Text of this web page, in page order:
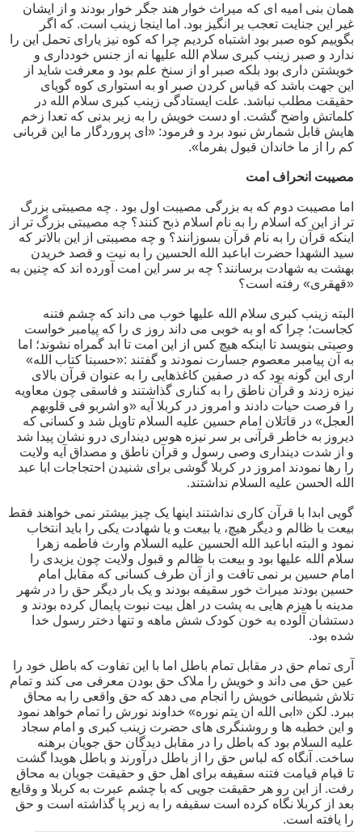
همان بنی امیه ای که میراث خوار هند جگر خوار بودند و از ایشان
غیر این جنایت تعجب بر انگیز بود. اما اینجا زینب است. که اگر
بگوییم کوه صبر بود اشتباه کردیم چرا که کوه نیز یارای تحمل این را
ندارد و صبر زینب کبری سلام الله علیها نه از جنس خودداری و
خویشتن داری بود بلکه صبر او از سنخ علم بود و معرفت شاید از
این جهت باشد که قیاس کردن صبر او به استواری کوه گویای
حقیقت مطلب نباشد. علت ایستادگی زینب کبری سلام الله در
کلماتش واضح گشت. او دست خویش را به زیر بدنی که تعدا زخم
هایش قابل شمارش نبود برد و فرمود: «ای پروردگار ما این قربانی
کم را از ما خاندان قبول بفرما».
مصیبت انحراف امت
اما مصیبت دوم که به بزرگی مصیبت اول بود . چه مصیبتی بزرگ
تر از این که اسلام را به نام اسلام ذبح کنند؟ چه مصیبتی بزرگ تر از
اینکه قرآن را به نام قرآن بسوزانند؟ و چه مصیبتی از این بالاتر که
سید الشهدا حضرت اباعبد الله الحسین را به نیت و قصد خریدن
بهشت به شهادت برسانند؟ چه بر سر این امت آورده اند که چنین به
«قهقری» رفته است؟
البته زینب کبری سلام الله علیها خوب می داند که چشم فتنه
کجاست؛ چرا که او به خوبی می داند روز ی را که پیامبر خواست
وصیتی بنویسد تا اینکه هیچ کس از این امت تا ابد گمراه نشوند؛ اما
به آن پیامبر معصوم جسارت نمودند و گفتند :«حسبنا کتاب الله»
اری این گونه بود که در صفین کاغذهایی را به عنوان قرآن بالای
نیزه زدند و قرآن ناطق را به کناری گذاشتند و فاسقی چون معاویه
را فرصت حیات دادند و امروز در کربلا آیه «و اشربو فی قلوبهم
العجل» در قاتلان امام حسین علیه السلام تاویل شد و کسانی که
دیروز به خاطر قرآنی بر سر نیزه هوس دینداری درو نشان پیدا شد
و از شدت دینداری وصی رسول و قرآن ناطق و مصداق آیه ولایت
را رها نمودند امروز در کربلا گوشی برای شنیدن احتجاجات ابا عبد
الله الحسن علیه السلام نداشتند.
گویی ابدا با قرآن کاری نداشتند اینها یک چیز بیشتر نمی خواهند فقط
بیعت با ظالم و دیگر هیچ، یا بیعت و یا شهادت یکی را باید انتخاب
نمود و البته اباعبد الله الحسین علیه السلام وارث فاطمه زهرا
سلام الله علیها بود و بیعت با ظالم و قبول ولایت چون یزیدی را
امام حسین بر نمی تافت و از آن طرف کسانی که مقابل امام
حسین بودند میراث خور سقیفه بودند و یک بار دیگر حق را در شهر
مدینه با هیزم هایی به پشت در اهل بیت نبوت پایمال کرده بودند و
دستشان آلوده به خون کودک شش ماهه و تنها دختر رسول خدا
شده بود.
آری تمام حق در مقابل تمام باطل اما با این تفاوت که باطل خود را
عین حق می داند و خویش را ملاک حق بودن معرفی می کند و تمام
تلاش شیطانی خویش را انجام می دهد که حق واقعی را به محاق
ببرد. لکن «ابی الله ان یتم نوره» خداوند نورش را تمام خواهد نمود
و این خطبه ها و روشنگری های حضرت زینب کبری و امام سجاد
علیه السلام بود که باطل را در مقابل دیدگان حق جویان برهنه
ساخت. آنگاه که لباس حق را از باطل درآورند و باطل هویدا گشت
تا قیام قیامت فتنه سقیفه برای اهل حق و حقیقت جویان به محاق
رفت. از این رو هر حقیقت جویی که با چشم عبرت به کربلا و وقایع
بعد از کربلا نگاه کرده است سقیفه را به زیر پا گذاشته است و حق
را یافته است.